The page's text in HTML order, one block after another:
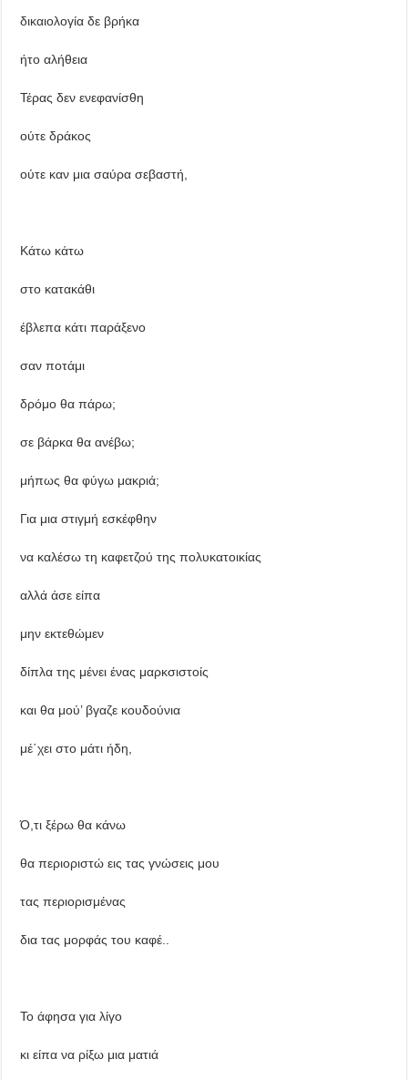
δικαιολογία δε βρήκα
ήτο αλήθεια
Τέρας δεν ενεφανίσθη
ούτε δράκος
ούτε καν μια σαύρα σεβαστή,
Κάτω κάτω
στο κατακάθι
έβλεπα κάτι παράξενο
σαν ποτάμι
δρόμο θα πάρω;
σε βάρκα θα ανέβω;
μήπως θα φύγω μακριά;
Για μια στιγμή εσκέφθην
να καλέσω τη καφετζού της πολυκατοικίας
αλλά άσε είπα
μην εκτεθώμεν
δίπλα της μένει ένας μαρκσιστοίς
και θα μού’ βγαζε κουδούνια
μέ΄χει στο μάτι ήδη,
Ό,τι ξέρω θα κάνω
θα περιοριστώ εις τας γνώσεις μου
τας περιορισμένας
δια τας μορφάς του καφέ..
Το άφησα για λίγο
κι είπα να ρίξω μια ματιά